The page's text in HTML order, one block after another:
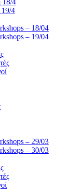
18/4
4
– 18/04
– 19/04
– 29/03
– 30/03